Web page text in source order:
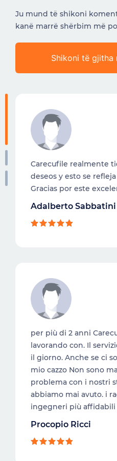
Ju mund të shikoni
kanë marrë shërbim më
Shikoni të gjitha
Carecufile realmente
deseos y esto se
Gracias por este
Adalberto Sabbatini
per più di 2 anni
lavorando con. Il
il giorno. Anche se ci
mio cazzo Non sono
problema con i nostri
abbiamo mai avuto. i
ingegneri più
Procopio Ricci